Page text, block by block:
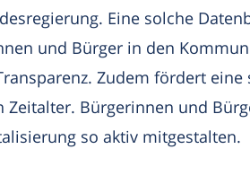
Eine solche
und Bürger in den
Zudem fördert
Zeitalter. Bürgerinnen und
so aktiv mitgestalten.